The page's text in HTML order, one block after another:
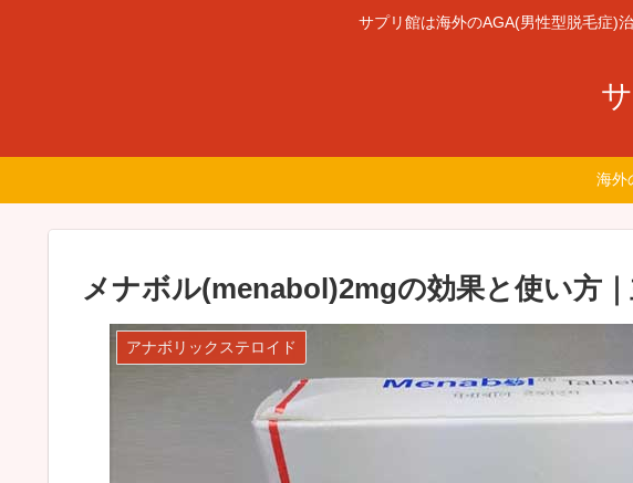
サプリ館は海外のAGA(男性型脱毛症)
海外
メナボル(menabol)2mgの効果と使い方
アナボリックステロイド